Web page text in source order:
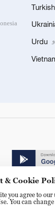
Turkish
Urdu
& Cookie
you agree to our
You can